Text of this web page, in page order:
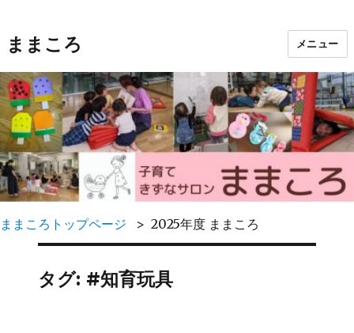
ままころ メニュー
ままころトップページ 2025年度 ままころ
タグ: #知育玩具